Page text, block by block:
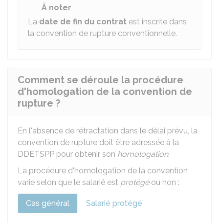
À noter
La date de fin du contrat est inscrite dans
la convention de rupture conventionnelle.
Comment se déroule la procédure
d'homologation de la convention de
rupture ?
En l'absence de rétractation dans le délai prévu, la
convention de rupture doit être adressée à la
DDETSPP pour obtenir son homologation.
La procédure d'homologation de la convention
varie selon que le salarié est protégéou non :
Cas général Salarié protégé